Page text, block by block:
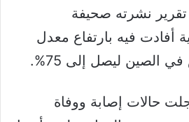
نشرته صحيفة
أفادت فيه بارتفاع معدل
الصين ليصل إلى 75%.
حالات إصابة ووفاة